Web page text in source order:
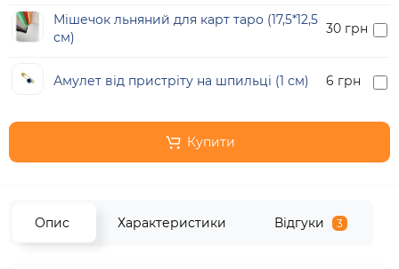
Мішечок льняний для карт таро (17,5*12,5
см)
30 грн
Амулет від пристріту на шпильці (1 см) 6 грн
Купити
Опис Характеристики Відгуки 3